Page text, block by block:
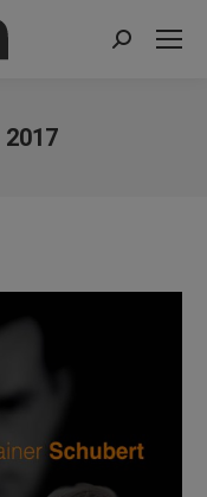
Search:
2017